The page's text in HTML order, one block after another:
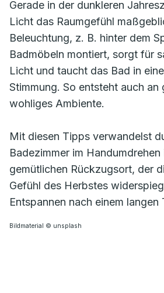
Gerade in der dunkleren
Licht das Raumgefühl
Beleuchtung, z. B. hinter dem
Badmöbeln montiert, sorgt für
Licht und taucht das Bad in
Stimmung. So entsteht auch an
wohliges Ambiente.
Mit diesen Tipps verwandelst
Badezimmer im Handumdrehen
gemütlichen Rückzugsort, der
Gefühl des Herbstes
Entspannen nach einem langen
Bildmaterial © unsplash